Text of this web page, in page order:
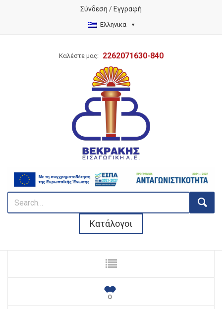
Σύνδεση / Εγγραφή
Ελληνικα
Καλέστε μας: 2262071630-840
Κατάλογοι